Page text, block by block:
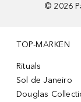
© 2026
TOP-MARKEN
Rituals
Sol de Janeiro
Douglas